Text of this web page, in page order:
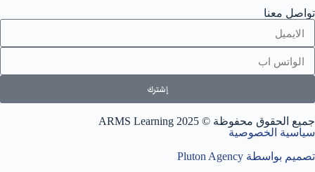
تواصل معنا
إشترك
جميع الحقوق محفوظة © 2025 ARMS Learning
سياسية الخصوصية
تصميم بواسطة Pluton Agency